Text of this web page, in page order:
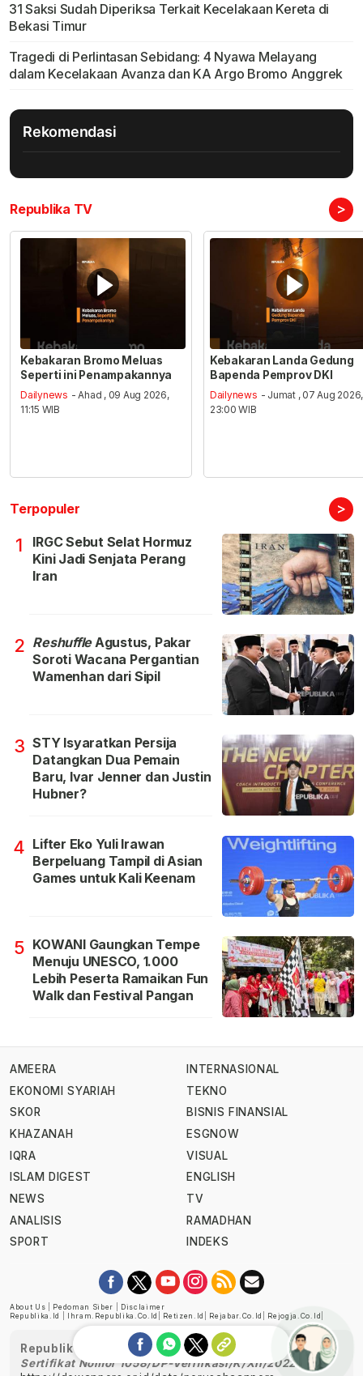
31 Saksi Sudah Diperiksa Terkait Kecelakaan Kereta di
Bekasi Timur
Tragedi di Perlintasan Sebidang: 4 Nyawa Melayang
dalam Kecelakaan Avanza dan KA Argo Bromo Anggrek
Rekomendasi
Republika TV >
Kebakaran Bromo Meluas
Seperti ini Penampakannya
Dailynews - Ahad , 09 Aug 2026,
11:15 WIB
Kebakaran Landa Gedung
Bapenda Pemprov DKI
Dailynews - Jumat , 07 Aug 2026,
23:00 WIB
Terpopuler >
1
IRGC Sebut Selat Hormuz
Kini Jadi Senjata Perang
Iran
2 ReshuffleAgustus, Pakar
Soroti Wacana Pergantian
Wamenhan dari Sipil
3 STY Isyaratkan Persija
Datangkan Dua Pemain
Baru, Ivar Jenner dan Justin
Hubner?
4 Lifter Eko Yuli Irawan
Berpeluang Tampil di Asian
Games untuk Kali Keenam
5 KOWANI Gaungkan Tempe
Menuju UNESCO, 1.000
Lebih Peserta Ramaikan Fun
Walk dan Festival Pangan
AMEERA
EKONOMI SYARIAH
SKOR
KHAZANAH
IQRA
ISLAM DIGEST
NEWS
ANALISIS
SPORT
INTERNASIONAL
TEKNO
BISNIS FINANSIAL
ESGNOW
VISUAL
ENGLISH
TV
RAMADHAN
INDEKS
About Us Pedoman Siber
Disclaimer
Republika.id
Ihram.republika.co.id Retizen.id Rejabar.co.id Rejogja.co.id
Republika telah diverifikasi oleh Dewan Pers
Sertifikat Nomor 1058/DP-Verifikasi/K/XII/2022